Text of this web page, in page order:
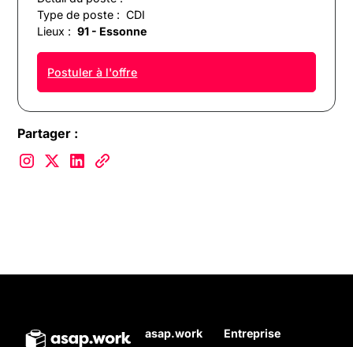
Type de poste : CDI
Lieux : 91 - Essonne
Postuler à l'offre
Partager :
asap.work Entreprise